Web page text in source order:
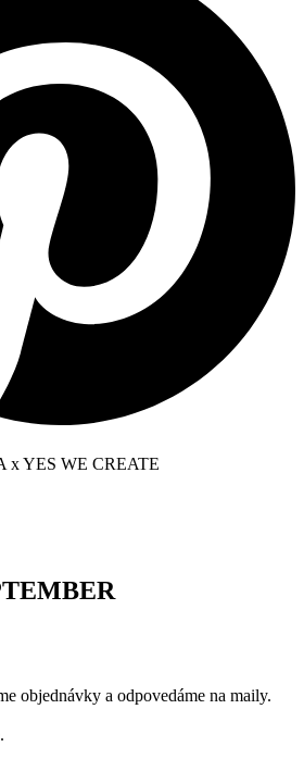
YES WE CREATE
objednávky a odpovedáme na maily.